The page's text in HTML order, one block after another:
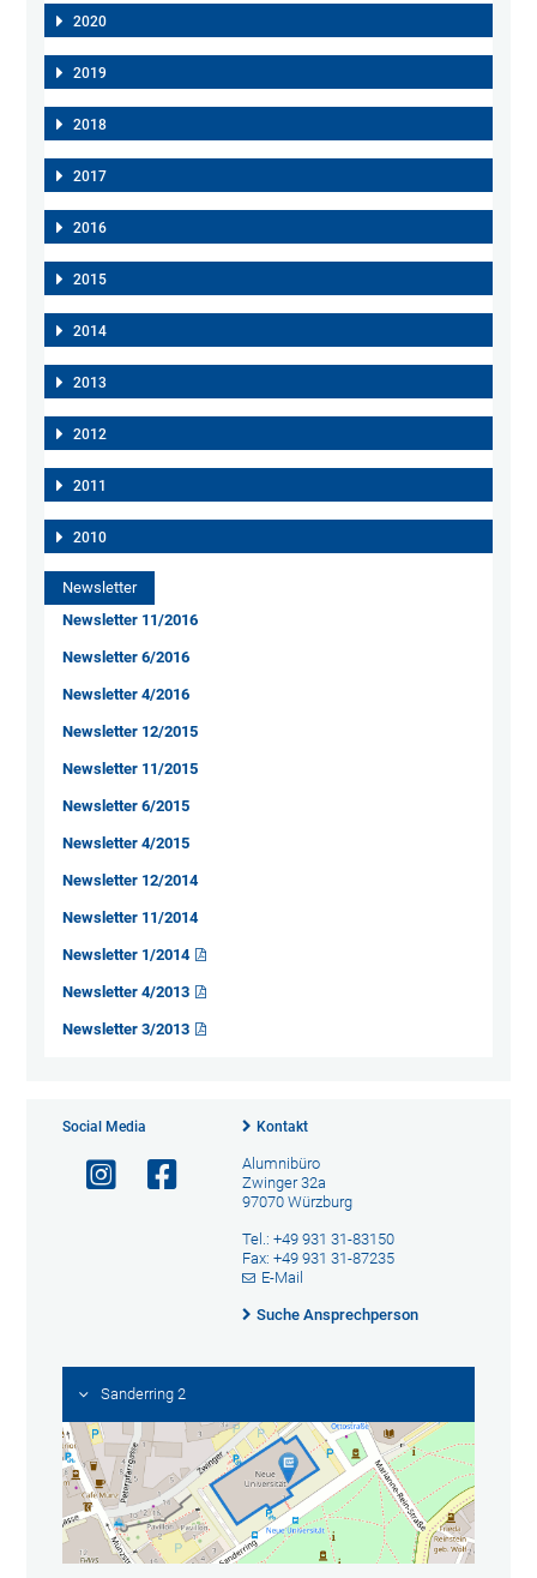
2020
2019
2018
2017
2016
2015
2014
2013
2012
2011
2010
Newsletter
Newsletter 11/2016
Newsletter 6/2016
Newsletter 4/2016
Newsletter 12/2015
Newsletter 11/2015
Newsletter 6/2015
Newsletter 4/2015
Newsletter 12/2014
Newsletter 11/2014
Newsletter 1/2014
Newsletter 4/2013
Newsletter 3/2013
Social Media Kontakt
Alumnibüro
Zwinger 32a
97070 Würzburg
Tel.: +49 931 31-83150
Fax: +49 931 31-87235
E-Mail
Suche Ansprechperson
Sanderring 2